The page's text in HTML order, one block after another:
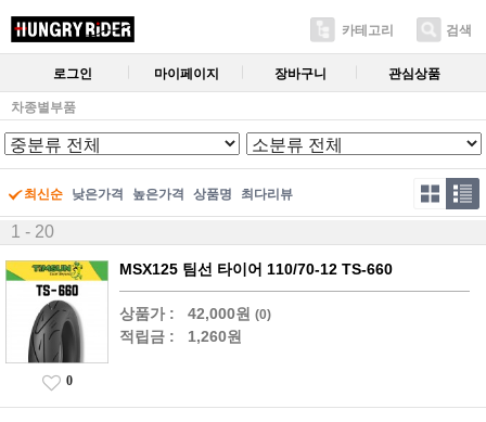
카테고리 검색
로그인 마이페이지 장바구니 관심상품
차종별부품
최신순 낮은가격 높은가격 상품명 최다리뷰
1 - 20
MSX125 팀선 타이어 110/70-12 TS-660
상품가 : 42,000원 (0)
적립금 : 1,260원
0